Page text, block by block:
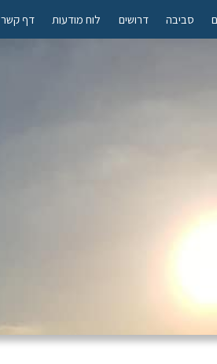
סביבה דרושים לוח מודעות דף קשר